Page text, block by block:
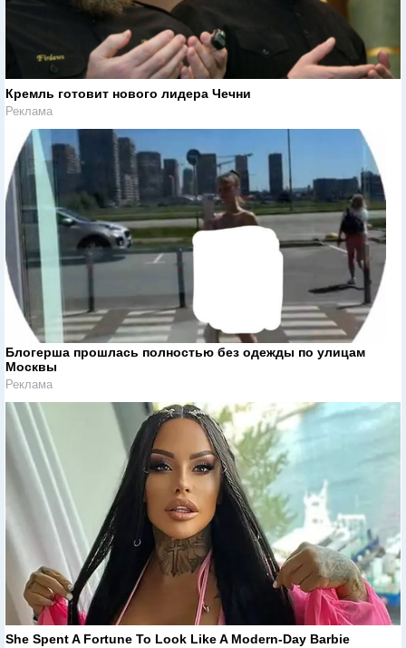
Кремль готовит нового лидера Чечни
Реклама
Блогерша прошлась полностью без одежды по улицам
Москвы
Реклама
She Spent A Fortune To Look Like A Modern-Day Barbie